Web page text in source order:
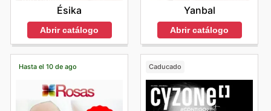
Ésika
Abrir catálogo
Yanbal
Abrir catálogo
Hasta el 10 de ago Caducado